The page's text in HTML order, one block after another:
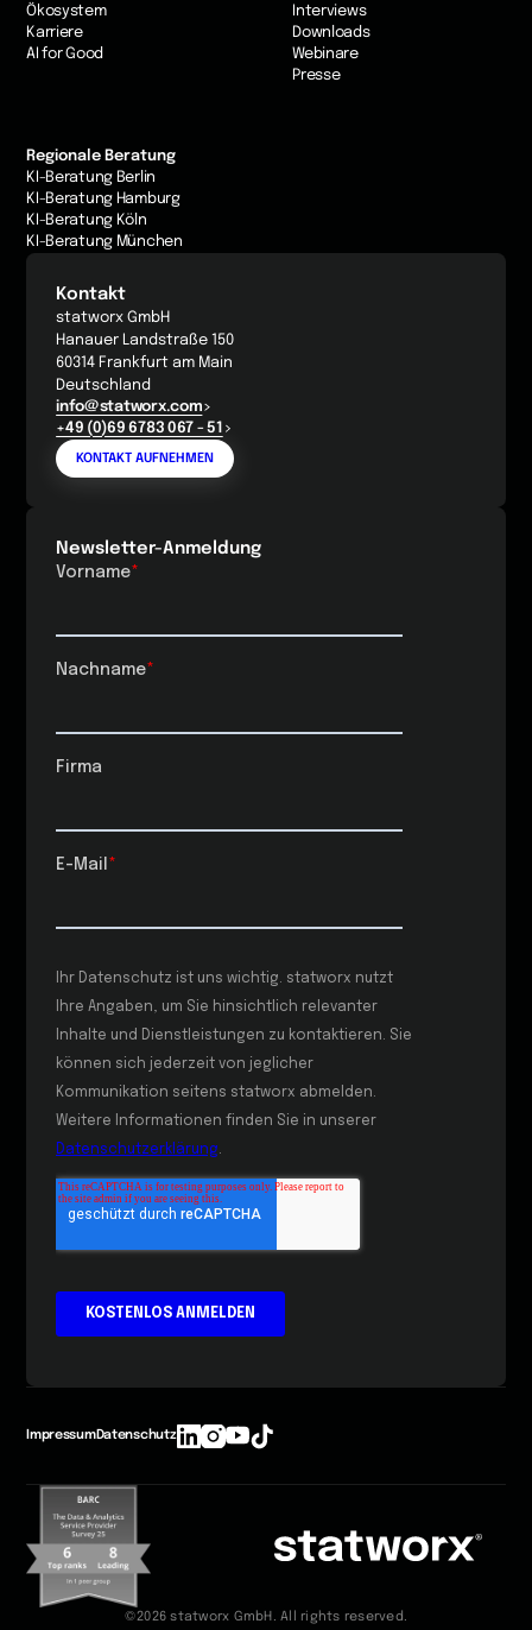
Ökosystem
Karriere
AI for Good
Interviews
Downloads
Webinare
Presse
Regionale Beratung
KI-Beratung Berlin
KI-Beratung Hamburg
KI-Beratung Köln
KI-Beratung München
Kontakt
statworx GmbH
Hanauer Landstraße 150
60314 Frankfurt am Main
Deutschland
info@statworx.com
+49 (0)69 6783 067 - 51
KONTAKT AUFNEHMEN
Newsletter-Anmeldung
ImpressumDatenschutz
©2026 statworx GmbH. All rights reserved.